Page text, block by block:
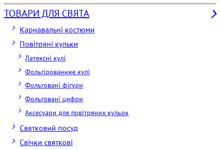
ТОВАРИ ДЛЯ СВЯТА
Карнавальні костюми
Повітряні кульки
Латексні кулі
Фольгірованние кулі
Фольговані фігури
Фольговані цифри
Аксесуари для повітряних кульок
Святковий посуд
Свічки святкові